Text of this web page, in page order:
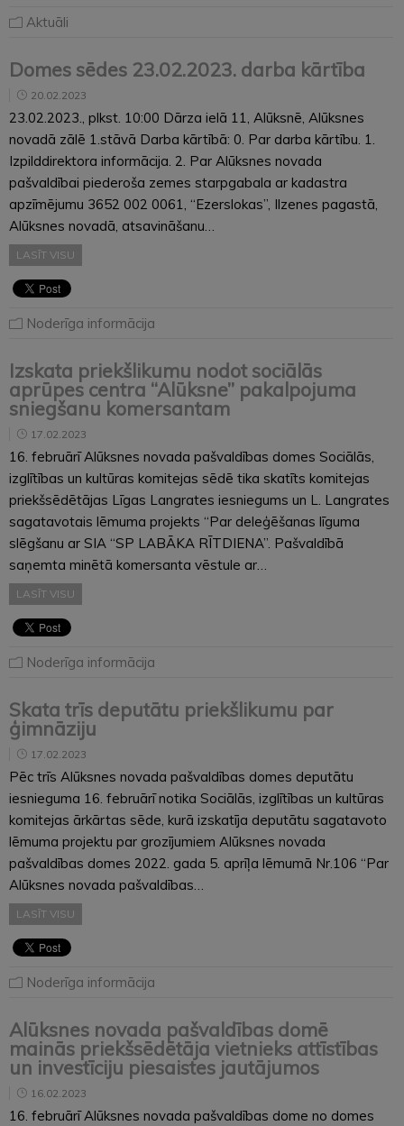
Aktuāli
Domes sēdes 23.02.2023. darba kārtība
20.02.2023
23.02.2023., plkst. 10:00 Dārza ielā 11, Alūksnē, Alūksnes
novadā zālē 1.stāvā Darba kārtībā: 0. Par darba kārtību. 1.
Izpilddirektora informācija. 2. Par Alūksnes novada
pašvaldībai piederoša zemes starpgabala ar kadastra
apzīmējumu 3652 002 0061, “Ezerslokas”, Ilzenes pagastā,
Alūksnes novadā, atsavināšanu…
LASĪT VISU
Noderīga informācija
Izskata priekšlikumu nodot sociālās
aprūpes centra “Alūksne” pakalpojuma
sniegšanu komersantam
17.02.2023
16. februārī Alūksnes novada pašvaldības domes Sociālās,
izglītības un kultūras komitejas sēdē tika skatīts komitejas
priekšsēdētājas Līgas Langrates iesniegums un L. Langrates
sagatavotais lēmuma projekts “Par deleģēšanas līguma
slēgšanu ar SIA “SP LABĀKA RĪTDIENA”. Pašvaldībā
saņemta minētā komersanta vēstule ar…
LASĪT VISU
Noderīga informācija
Skata trīs deputātu priekšlikumu par
ģimnāziju
17.02.2023
Pēc trīs Alūksnes novada pašvaldības domes deputātu
iesnieguma 16. februārī notika Sociālās, izglītības un kultūras
komitejas ārkārtas sēde, kurā izskatīja deputātu sagatavoto
lēmuma projektu par grozījumiem Alūksnes novada
pašvaldības domes 2022. gada 5. aprīļa lēmumā Nr.106 “Par
Alūksnes novada pašvaldības…
LASĪT VISU
Noderīga informācija
Alūksnes novada pašvaldības domē
mainās priekšsēdētāja vietnieks attīstības
un investīciju piesaistes jautājumos
16.02.2023
16. februārī Alūksnes novada pašvaldības dome no domes